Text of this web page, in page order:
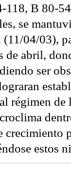
118, B 80-
se
04/03),
de abril,
ser
régimen
crecimiento
estos